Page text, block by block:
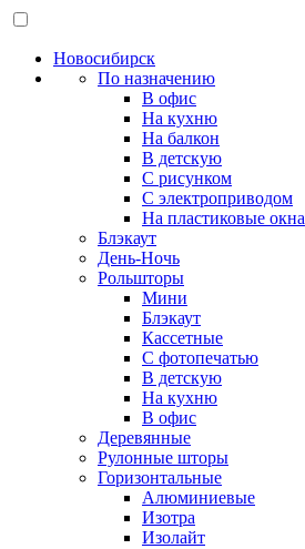
Новосибирск
По назначению
В офис
На кухню
На балкон
В детскую
С рисунком
С электроприводом
На пластиковые окна
Блэкаут
День-Ночь
Рольшторы
Мини
Блэкаут
Кассетные
С фотопечатью
В детскую
На кухню
В офис
Деревянные
Рулонные шторы
Горизонтальные
Алюминиевые
Изотра
Изолайт